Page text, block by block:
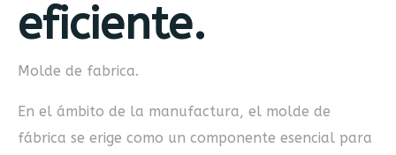
eficiente.
Molde de fabrica.
En el ámbito de la manufactura, el molde de
fábrica se erige como un componente esencial para